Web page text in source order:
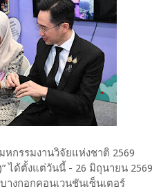
หกรรมงานวิจัยแห่งชาติ 2569
ได้ตั้งแต่วันนี้ - 26 มิถุนายน 2569
งกอกคอนเวนชันเซ็นเตอร์